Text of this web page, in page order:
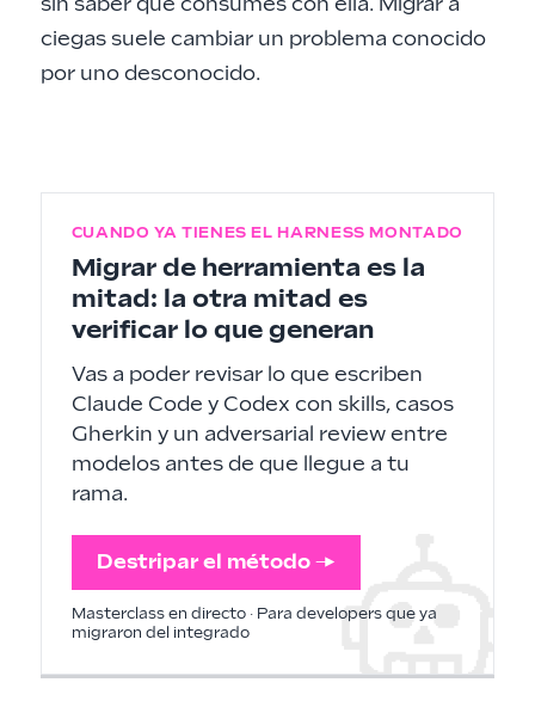
sin saber qué consumes con ella. Migrar a
ciegas suele cambiar un problema conocido
por uno desconocido.
CUANDO YA TIENES EL HARNESS MONTADO
Migrar de herramienta es la
mitad: la otra mitad es
verificar lo que generan
Vas a poder revisar lo que escriben
Claude Code y Codex con skills, casos
Gherkin y un adversarial review entre
modelos antes de que llegue a tu
rama.
Destripar el método →
Masterclass en directo · Para developers que ya
migraron del integrado